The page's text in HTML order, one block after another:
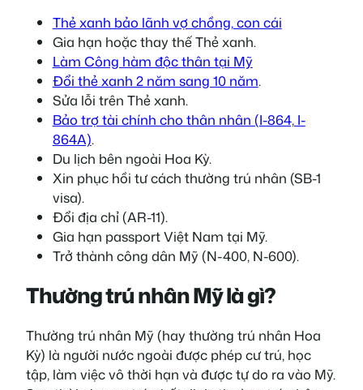
Thẻ xanh bảo lãnh vợ chồng, con cái
Gia hạn hoặc thay thế Thẻ xanh.
Làm Công hàm độc thân tại Mỹ
Đổi thẻ xanh 2 năm sang 10 năm.
Sửa lỗi trên Thẻ xanh.
Bảo trợ tài chính cho thân nhân (I-864, I-
864A).
Du lịch bên ngoài Hoa Kỳ.
Xin phục hồi tư cách thường trú nhân (SB-1
visa).
Đổi địa chỉ (AR-11).
Gia hạn passport Việt Nam tại Mỹ.
Trở thành công dân Mỹ (N-400, N-600).
Thường trú nhân Mỹ là gì?
Thường trú nhân Mỹ (hay thường trú nhân Hoa
Kỳ) là người nước ngoài được phép cư trú, học
tập, làm việc vô thời hạn và được tự do ra vào Mỹ.